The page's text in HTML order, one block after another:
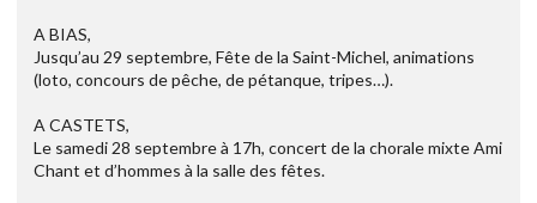
A BIAS,
Jusqu’au 29 septembre, Fête de la Saint-Michel, animations
(loto, concours de pêche, de pétanque, tripes…).
A CASTETS,
Le samedi 28 septembre à 17h, concert de la chorale mixte Ami
Chant et d’hommes à la salle des fêtes.